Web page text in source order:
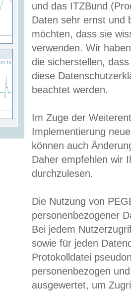
und das ITZBund
Daten sehr ernst und
möchten, dass sie
verwenden. Wir
die sicherstellen,
diese
beachtet werden.
Im Zuge der
Implementierung
können auch
Daher empfehlen wir
durchzulesen.
Die Nutzung von
personenbezogener
Bei jedem
sowie für jeden
Protokolldatei
personenbezogen
ausgewertet, um